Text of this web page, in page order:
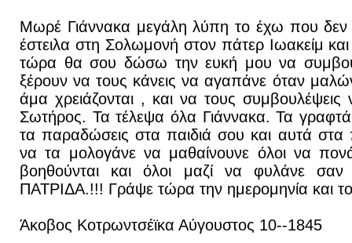
Μωρέ Γιάννακα μεγάλη λύπη το έχω που
έστειλα στη Σολωμονή στον πάτερ Ιωακείμ
τώρα θα σου δώσω την ευκή μου να
ξέρουν να τους κάνεις να αγαπάνε όταν
άμα χρειάζονται , και να τους
Σωτήρος. Τα τέλεψα όλα Γιάννακα. Τα
τα παραδώσεις στα παιδιά σου και αυτά στα
να τα μολογάνε να μαθαίνουνε όλοι να
βοηθούνται και όλοι μαζί να φυλάνε
ΠΑΤΡΙΔΑ.!!! Γράψε τώρα την ημερομηνία και
Άκοβος Κοτρωντσέϊκα Αύγουστος 10--1845